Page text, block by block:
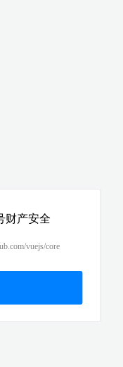
财产安全
vuejs/core